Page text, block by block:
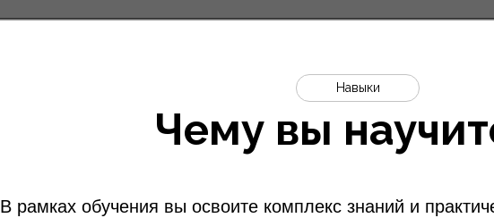
Чему вы
Навыки
В рамках обучения вы освоите комплекс знаний и